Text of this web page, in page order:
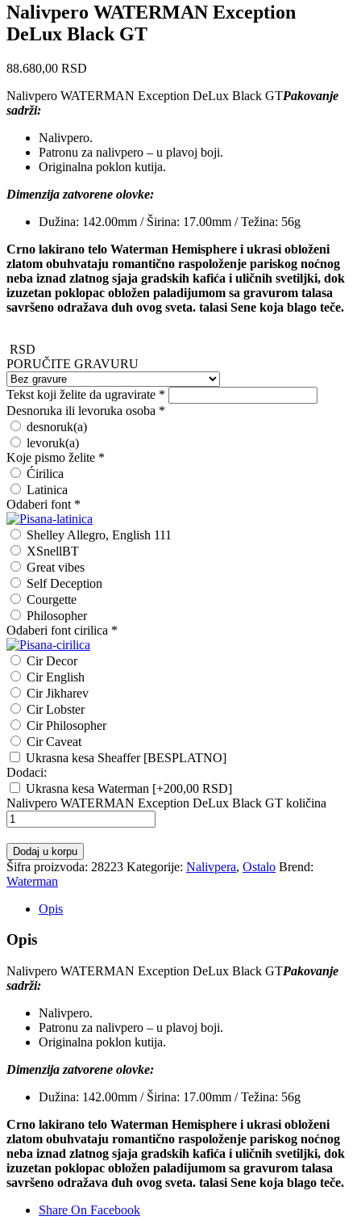
Nalivpero WATERMAN Exception
DeLux Black GT
88.680,00 RSD
Nalivpero WATERMAN Exception DeLux Black GTPakovanje
sadrži:
Nalivpero.
Patronu za nalivpero – u plavoj boji.
Originalna poklon kutija.
Dimenzija zatvorene olovke:
Dužina: 142.00mm / Širina: 17.00mm / Težina: 56g
Crno lakirano telo Waterman Hemisphere i ukrasi obloženi
zlatom obuhvataju romantično raspoloženje pariskog noćnog
neba iznad zlatnog sjaja gradskih kafića i uličnih svetiljki, dok
izuzetan poklopac obložen paladijumom sa gravurom talasa
savršeno odražava duh ovog sveta. talasi Sene koja blago teče.
RSD
PORUČITE GRAVURU
Tekst koji želite da ugravirate *
Desnoruka ili levoruka osoba *
desnoruk(a)
levoruk(a)
Koje pismo želite *
Ćirilica
Latinica
Odaberi font *
Shelley Allegro, English 111
XSnellBT
Great vibes
Self Deception
Courgette
Philosopher
Odaberi font cirilica *
Cir Decor
Cir English
Cir Jikharev
Cir Lobster
Cir Philosopher
Cir Caveat
Ukrasna kesa Sheaffer [BESPLATNO]
Dodaci:
Ukrasna kesa Waterman [+200,00 RSD]
Nalivpero WATERMAN Exception DeLux Black GT količina
Dodaj u korpu
Šifra proizvoda: 28223 Kategorije: Nalivpera, Ostalo Brend:
Waterman
Opis
Opis
Nalivpero WATERMAN Exception DeLux Black GTPakovanje
sadrži:
Nalivpero.
Patronu za nalivpero – u plavoj boji.
Originalna poklon kutija.
Dimenzija zatvorene olovke:
Dužina: 142.00mm / Širina: 17.00mm / Težina: 56g
Crno lakirano telo Waterman Hemisphere i ukrasi obloženi
zlatom obuhvataju romantično raspoloženje pariskog noćnog
neba iznad zlatnog sjaja gradskih kafića i uličnih svetiljki, dok
izuzetan poklopac obložen paladijumom sa gravurom talasa
savršeno odražava duh ovog sveta. talasi Sene koja blago teče.
Share On Facebook